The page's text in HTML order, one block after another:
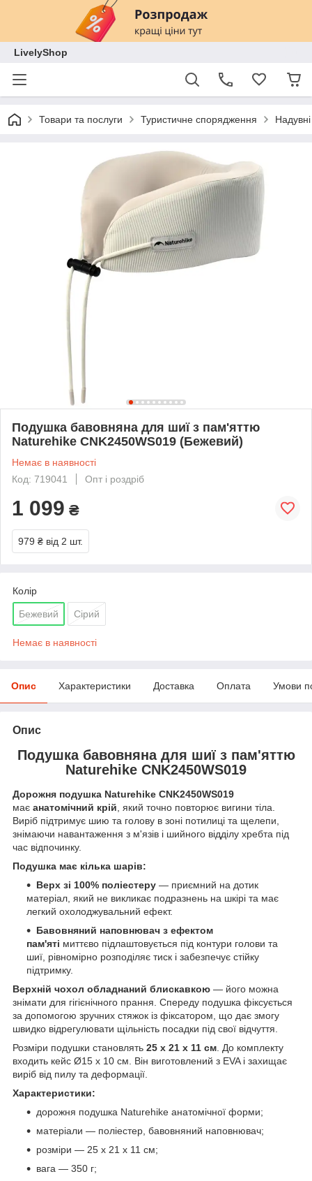
LivelyShop
Товари та послуги Туристичне спорядження
Подушка бавовняна для шиї з пам'яттю
Naturehike CNK2450WS019 (Бежевий)
Немає в наявності
Код: 719041
Опт і роздріб
1 099 ₴
979 ₴ від 2 шт.
Колір
Бежевий Сірий
Немає в наявності
Опис Характеристики Доставка Оплата Умови
Опис
Подушка бавовняна для шиї з пам'яттю
Naturehike CNK2450WS019
Дорожня подушка Naturehike CNK2450WS019
має анатомічний крій, який точно повторює вигини тіла.
Виріб підтримує шию та голову в зоні потилиці та щелепи,
знімаючи навантаження з м'язів і шийного відділу хребта під
час відпочинку.
Подушка має кілька шарів:
Верх зі 100% поліестеру — приємний на дотик
матеріал, який не викликає подразнень на шкірі та має
легкий охолоджувальний ефект.
Бавовняний наповнювач з ефектом
пам'яті миттєво підлаштовується під контури голови та
шиї, рівномірно розподіляє тиск і забезпечує стійку
підтримку.
Верхній чохол обладнаний блискавкою — його можна
знімати для гігієнічного прання. Спереду подушка фіксується
за допомогою зручних стяжок із фіксатором, що дає змогу
швидко відрегулювати щільність посадки під свої відчуття.
Розміри подушки становлять 25 х 21 х 11 см. До комплекту
входить кейс Ø15 х 10 см. Він виготовлений з EVA і захищає
виріб від пилу та деформації.
Характеристики:
дорожня подушка Naturehike анатомічної форми;
матеріали — поліестер, бавовняний наповнювач;
розміри — 25 х 21 х 11 см;
вага — 350 г;